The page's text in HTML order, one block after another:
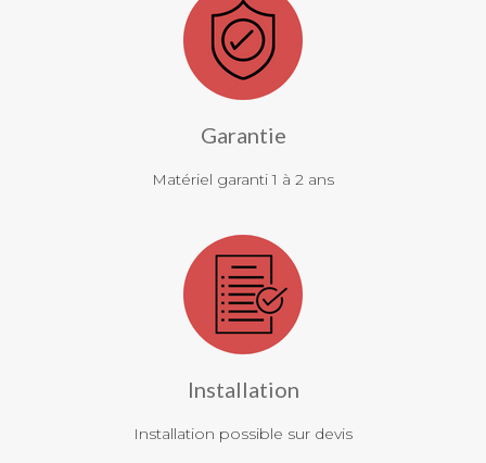
Garantie
Matériel garanti 1 à 2 ans
Installation
Installation possible sur devis